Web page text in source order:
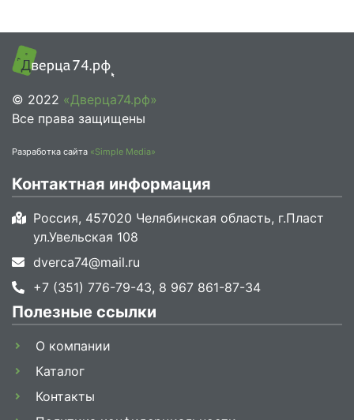
© 2022 «Дверца74.рф»
Все права защищены
Разработка сайта «Simple Media»
Контактная информация
Россия, 457020 Челябинская область, г.Пласт
ул.Увельская 108
dverca74@mail.ru
+7 (351) 776-79-43, 8 967 861-87-34
Полезные ссылки
О компании
Каталог
Контакты